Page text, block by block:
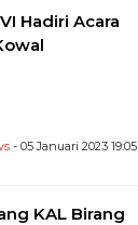
Hadiri Acara
- 05 Januari 2023 19:05
KAL Birang